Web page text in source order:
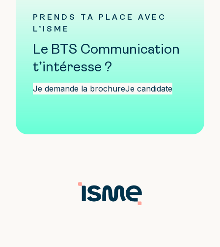
PRENDS TA PLACE AVEC
L’ISME
Le BTS Communication
t’intéresse ?
Je demande la brochureJe candidate